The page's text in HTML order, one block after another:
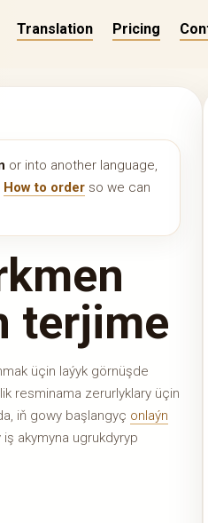
Translation Pricing
or into another language,
How to order so we can
terjime
üçin laýyk görnüşde
resminama zerurlyklary üçin
iň gowy başlangyç onlaýn
akymyna ugrukdyryp